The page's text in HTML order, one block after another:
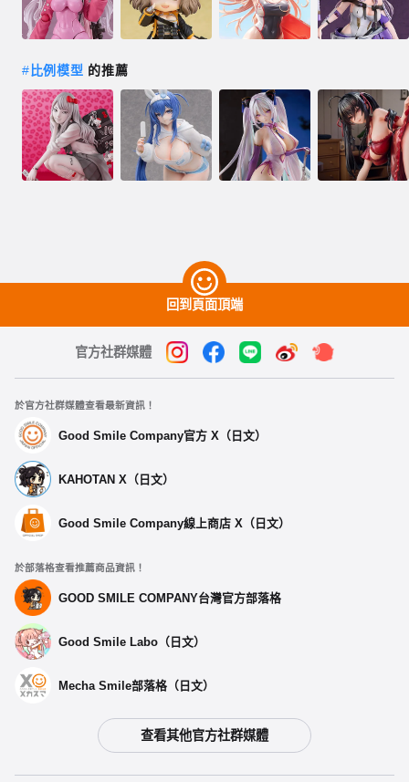
# 比例模型 的推薦
回到頁面頂端
官方社群媒體
於官方社群媒體查看最新資訊！
Good Smile Company官方 X（日文）
KAHOTAN X（日文）
Good Smile Company線上商店 X（日文）
於部落格查看推薦商品資訊！
GOOD SMILE COMPANY台灣官方部落格
Good Smile Labo（日文）
Mecha Smile部落格（日文）
查看其他官方社群媒體